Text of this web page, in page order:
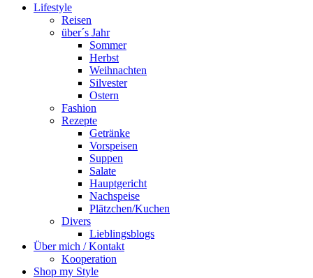
Lifestyle
Reisen
über´s Jahr
Sommer
Herbst
Weihnachten
Silvester
Ostern
Fashion
Rezepte
Getränke
Vorspeisen
Suppen
Salate
Hauptgericht
Nachspeise
Plätzchen/Kuchen
Divers
Lieblingsblogs
Über mich / Kontakt
Kooperation
Shop my Style